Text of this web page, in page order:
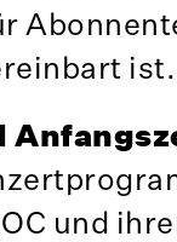
ist.
und